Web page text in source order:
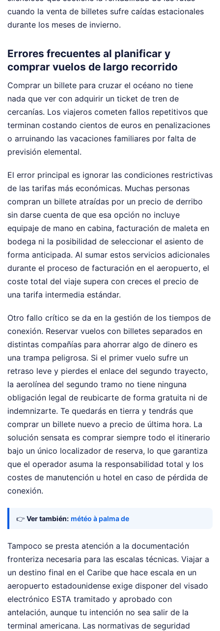
cuando la venta de billetes sufre caídas estacionales
durante los meses de invierno.
Errores frecuentes al planificar y
comprar vuelos de largo recorrido
Comprar un billete para cruzar el océano no tiene
nada que ver con adquirir un ticket de tren de
cercanías. Los viajeros cometen fallos repetitivos que
terminan costando cientos de euros en penalizaciones
o arruinando las vacaciones familiares por falta de
previsión elemental.
El error principal es ignorar las condiciones restrictivas
de las tarifas más económicas. Muchas personas
compran un billete atraídas por un precio de derribo
sin darse cuenta de que esa opción no incluye
equipaje de mano en cabina, facturación de maleta en
bodega ni la posibilidad de seleccionar el asiento de
forma anticipada. Al sumar estos servicios adicionales
durante el proceso de facturación en el aeropuerto, el
coste total del viaje supera con creces el precio de
una tarifa intermedia estándar.
Otro fallo crítico se da en la gestión de los tiempos de
conexión. Reservar vuelos con billetes separados en
distintas compañías para ahorrar algo de dinero es
una trampa peligrosa. Si el primer vuelo sufre un
retraso leve y pierdes el enlace del segundo trayecto,
la aerolínea del segundo tramo no tiene ninguna
obligación legal de reubicarte de forma gratuita ni de
indemnizarte. Te quedarás en tierra y tendrás que
comprar un billete nuevo a precio de última hora. La
solución sensata es comprar siempre todo el itinerario
bajo un único localizador de reserva, lo que garantiza
que el operador asuma la responsabilidad total y los
costes de manutención u hotel en caso de pérdida de
conexión.
👉 Ver también: météo à palma de
Tampoco se presta atención a la documentación
fronteriza necesaria para las escalas técnicas. Viajar a
un destino final en el Caribe que hace escala en un
aeropuerto estadounidense exige disponer del visado
electrónico ESTA tramitado y aprobado con
antelación, aunque tu intención no sea salir de la
terminal americana. Las normativas de seguridad